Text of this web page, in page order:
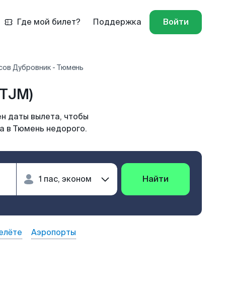
Где мой билет? Поддержка Войти
Дубровник - Тюмень
даты вылета, чтобы
в Тюмень недорого.
Найти
Аэропорты